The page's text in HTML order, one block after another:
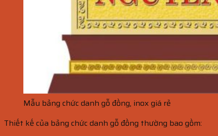
Mẫu bảng chức danh gỗ đồng, inox giá rẻ
Thiết kế của bảng chức danh gỗ đồng thường bao gồm: